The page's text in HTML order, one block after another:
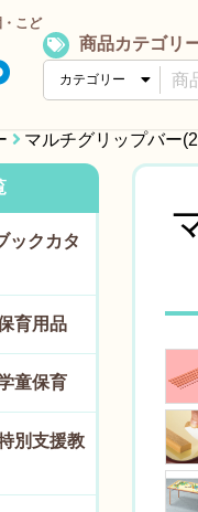
こど
商品カテゴリ
マルチグ
ックカタ
育用品
童保育
別支援教